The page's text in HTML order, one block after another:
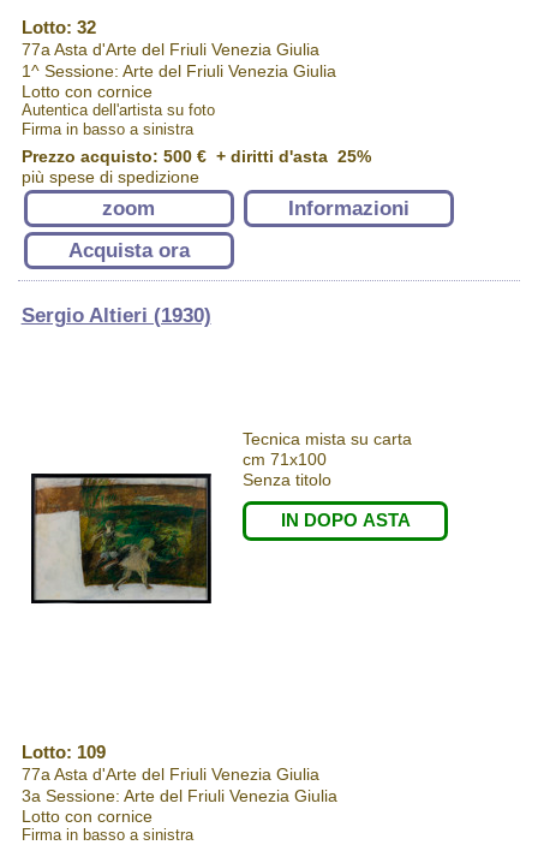
Lotto: 32
77a Asta d'Arte del Friuli Venezia Giulia
1^ Sessione: Arte del Friuli Venezia Giulia
Lotto con cornice
Autentica dell'artista su foto
Firma in basso a sinistra
Prezzo acquisto: 500 €+ diritti d'asta 25%
più spese di spedizione
zoom
Informazioni
Acquista ora
Sergio Altieri (1930)
Tecnica mista su carta
cm 71x100
Senza titolo
IN DOPO ASTA
Lotto: 109
77a Asta d'Arte del Friuli Venezia Giulia
3a Sessione: Arte del Friuli Venezia Giulia
Lotto con cornice
Firma in basso a sinistra